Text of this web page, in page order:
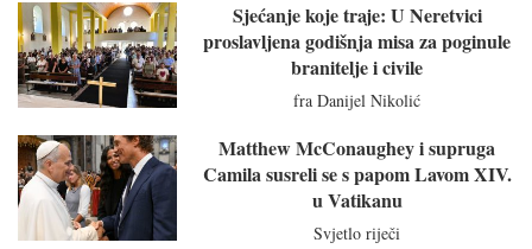
Sjećanje koje traje: U Neretvici
proslavljena godišnja misa za poginule
branitelje i civile
fra Danijel Nikolić
Matthew McConaughey i supruga
Camila susreli se s papom Lavom XIV.
u Vatikanu
Svjetlo riječi